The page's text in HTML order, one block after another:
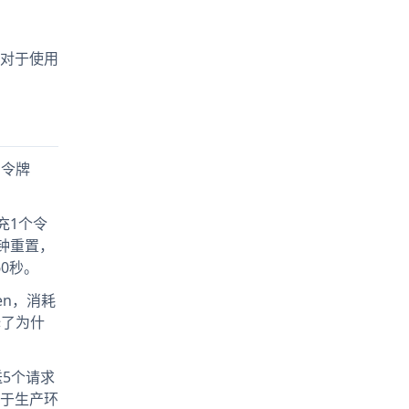
于使用
牌
1个令
置，
。
，消耗
为什
个请求
生产环